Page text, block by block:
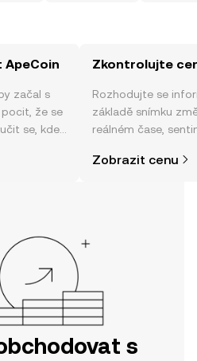
začal s
že se
se, kde
Odstartujte
Zkontrolujte
Rozhodujte se
základě snímku
reálném čase,
Zobrazit cenu
s